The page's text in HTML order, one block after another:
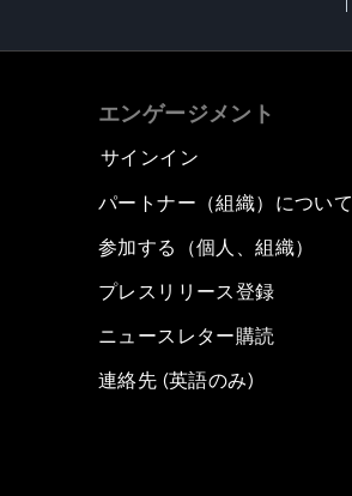
エンゲージメント
サインイン
パートナー（組織）について
参加する（個人、組織）
プレスリリース登録
ニュースレター購読
連絡先 (英語のみ)